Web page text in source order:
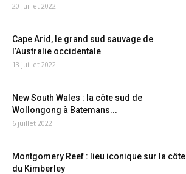
20 juillet 2022
Cape Arid, le grand sud sauvage de
l’Australie occidentale
13 juillet 2022
New South Wales : la côte sud de
Wollongong à Batemans...
6 juillet 2022
Montgomery Reef : lieu iconique sur la côte
du Kimberley